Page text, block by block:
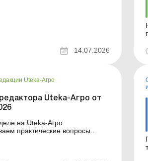
14.07.2026
Uteka-Агро
Uteka-Агро от
на Uteka-Агро
практические вопросы